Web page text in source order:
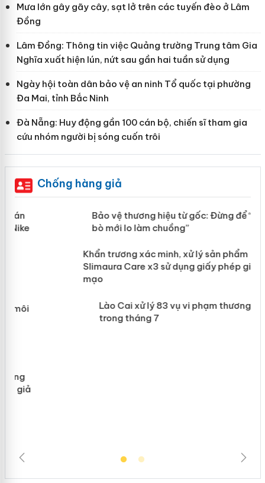
Mưa lớn gây gãy cây, sạt lở trên các tuyến đèo ở Lâm
Đồng
Lâm Đồng: Thông tin việc Quảng trường Trung tâm Gia
Nghĩa xuất hiện lún, nứt sau gần hai tuần sử dụng
Ngày hội toàn dân bảo vệ an ninh Tổ quốc tại phường
Đa Mai, tỉnh Bắc Ninh
Đà Nẵng: Huy động gần 100 cán bộ, chiến sĩ tham gia
cứu nhóm người bị sóng cuốn trôi
Chống hàng giả
Bảo vệ thương hiệu từ gốc: Đừng để
“mất bò mới lo làm chuồng”
Slimaura Care x3 sử dụng giấy phép
giả mạo